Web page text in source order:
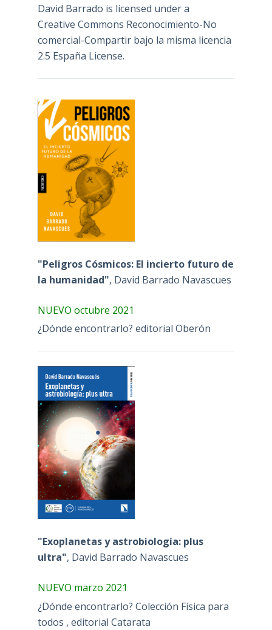
David Barrado is licensed under a
Creative Commons Reconocimiento-No
comercial-Compartir bajo la misma licencia
2.5 España License.
"Peligros Cósmicos: El incierto futuro de
la humanidad", David Barrado Navascues
NUEVO octubre 2021
¿Dónde encontrarlo? editorial Oberón
"Exoplanetas y astrobiología: plus
ultra", David Barrado Navascues
NUEVO marzo 2021
¿Dónde encontrarlo? Colección Física para
todos , editorial Catarata